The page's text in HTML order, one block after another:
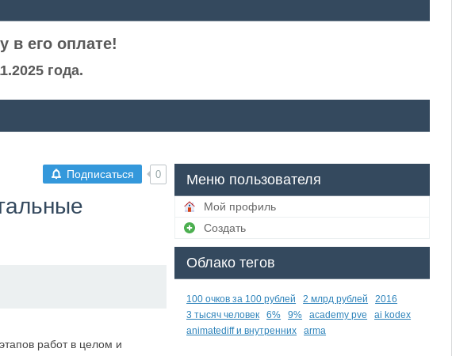
в его оплате!
года.
Подписаться 0
работ в целом и
Меню пользователя
Мой профиль
Создать
Облако тегов
100 очков за 100 рублей 2 млрд рублей
2016
3 тысяч человек
6% 9% academy pve
ai kodex
animatediff и внутренних
arma